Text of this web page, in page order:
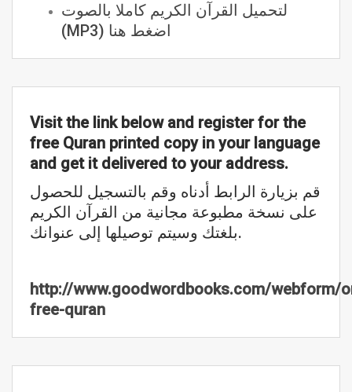
لتحميل القرآن الكريم كاملا بالصوت
(MP3) اضغط هنا
Visit the link below and register for the
free Quran printed copy in your language
and get it delivered to your address.
قم بزيارة الرابط أدناه وقم بالتسجيل للحصول
على نسخة مطبوعة مجانية من القرآن الكريم
بلغتك وسيتم توصيلها إلى عنوانك.
http://www.goodwordbooks.com/webform/
free-quran